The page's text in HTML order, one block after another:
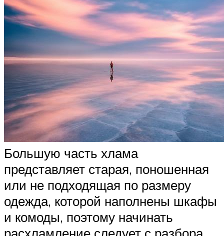
Большую часть хлама
представляет старая, поношенная
или не подходящая по размеру
одежда, которой наполнены шкафы
и комоды, поэтому начинать